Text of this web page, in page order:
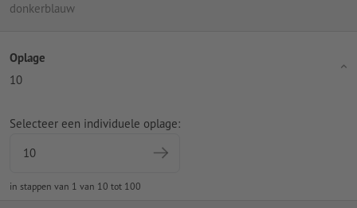
donkerblauw
Oplage
10
Selecteer een individuele oplage:
in stappen van 1 van 10 tot 100